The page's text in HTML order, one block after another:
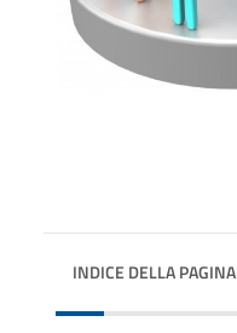
INDICE DELLA PAGINA